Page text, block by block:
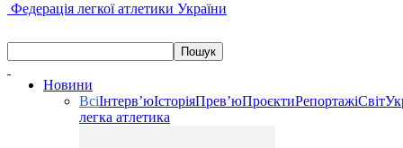
Федерація легкої атлетики України
Новини
ВсіІнтерв’юІсторіяПрев’юПроєктиРепортажіСвіт
легка атлетика